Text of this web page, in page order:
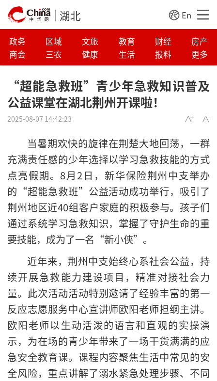
湖北 En
政务 区域 文旅 教育 财经
房产
商会
三农 健康 生活 报料 更多
“超能急救班”青少年急救知识普及
公益课堂在湖北荆州开课啦！
2025-08-07 14:42:23
当暑期欢快的旋律在荆楚大地回荡，一群
充满责任感的少年选择以学习急救技能的方式
点亮假期。8月2日，新华保险荆州中支举办
的“超能急救班”公益活动成功举行，吸引了
荆州地区近40组客户家庭的积极参与。孩子们
通过系统学习急救知识，掌握了守护生命的重
要技能，成为了一名“新小侠”。
近年来，荆州中支始终心系社会公益，持
续开展急救能力建设项目，精准对接社会力
量。此次活动活动特别邀请了经验丰富的第一
反应志愿服务中心宣讲师欧阳老师担纲主讲。
欧阳老师以生动活泼的语言和直观的实操演
示，为在场的青少年带来了一场干货满满的应
急安全教育课。课程内容聚焦生活中常见的安
全风险，重点讲解了溺水紧急处理步骤、不同